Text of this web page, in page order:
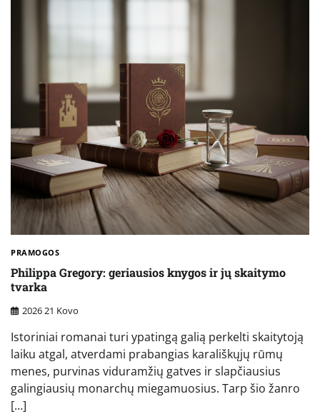
PRAMOGOS
Philippa Gregory: geriausios knygos ir jų skaitymo
tvarka
2026 21 Kovo
Istoriniai romanai turi ypatingą galią perkelti skaitytoją
laiku atgal, atverdami prabangias karališkųjų rūmų
menes, purvinas viduramžių gatves ir slapčiausius
galingiausių monarchų miegamuosius. Tarp šio žanro
[…]